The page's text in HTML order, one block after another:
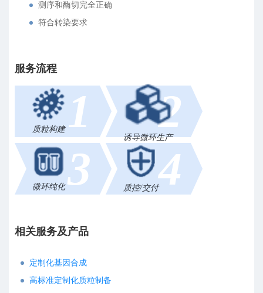
测序和酶切完全正确
符合转染要求
服务流程
质粒构建 1
诱导微环生产
2
微环纯化 3 质控/交付4
相关服务及产品
定制化基因合成
高标准定制化质粒制备